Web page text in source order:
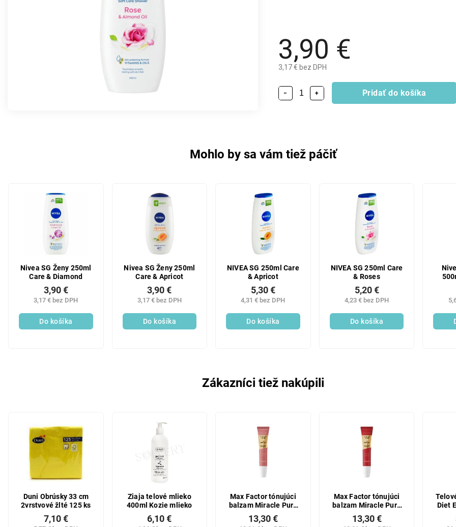
3,90 €
3,17 € bez DPH
+
− Pridať do košíka
Mohlo by sa vám tiež páčiť
Nivea SG Ženy 250ml
Care & Diamond
3,17 € bez DPH
3,90 €
Do košíka
Nivea SG Ženy 250ml
Care & Apricot
3,17 € bez DPH
3,90 €
Do košíka
NIVEA SG 250ml Care
& Apricot
4,31 € bez DPH
5,30 €
Do košíka
NIVEA SG 250ml Care
& Roses
4,23 € bez DPH
5,20 €
Do košíka
Zákazníci tiež nakúpili
Duni Obrúsky 33 cm
2vrstvové žlté 125 ks
7,10 €
Ziaja telové mlieko
400ml Kozie mlieko
6,10 €
Max Factor tónujúci
balzam Miracle Pure
50
13,30 €
Max Factor tónujúci
balzam Miracle Pure
30
13,30 €
Diet